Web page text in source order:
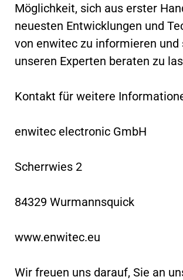
Möglichkeit, sich aus erster
neuesten Entwicklungen und
von enwitec zu informieren und
unseren Experten beraten zu
Kontakt für weitere
enwitec electronic GmbH
Scherrwies 2
84329 Wurmannsquick
www.enwitec.eu
Wir freuen uns darauf, Sie an